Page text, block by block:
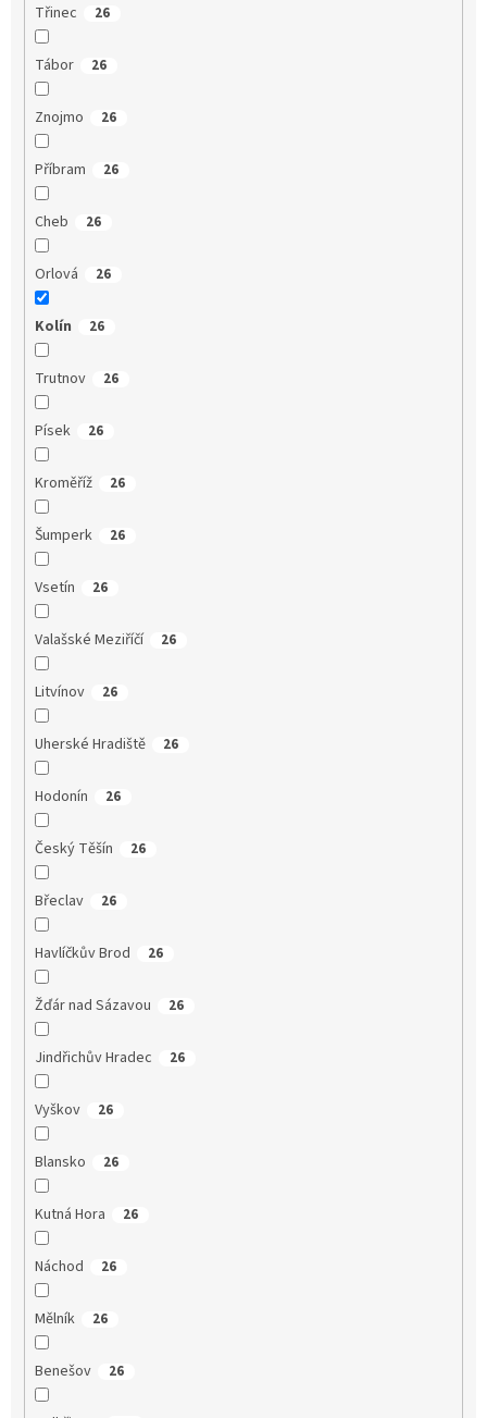
Třinec 26
Tábor 26
Znojmo 26
Příbram 26
Cheb 26
Orlová 26
Kolín 26
Trutnov 26
Písek 26
Kroměříž 26
Šumperk 26
Vsetín 26
Valašské Meziříčí 26
Litvínov 26
Uherské Hradiště 26
Hodonín 26
Český Těšín 26
Břeclav 26
Havlíčkův Brod 26
Žďár nad Sázavou 26
Jindřichův Hradec 26
Vyškov 26
Blansko 26
Kutná Hora 26
Náchod 26
Mělník 26
Benešov 26